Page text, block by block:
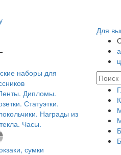
Для
наборы для
Дипломы.
Статуэтки.
Награды из
Часы.
сумки